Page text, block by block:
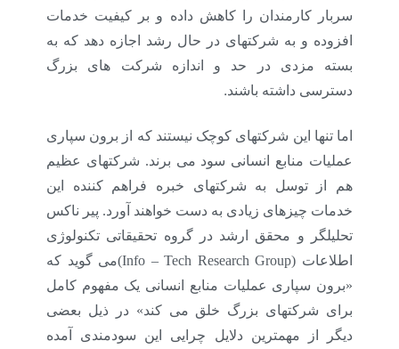
سربار کارمندان را کاهش داده و بر کیفیت خدمات
افزوده و به شرکتهای در حال رشد اجازه دهد که به
بسته مزدی در حد و اندازه شرکت های بزرگ
دسترسی داشته باشند.
اما تنها این شرکتهای کوچک نیستند که از برون سپاری
عملیات منابع انسانی سود می برند. شرکتهای عظیم
هم از توسل به شرکتهای خبره فراهم کننده این
خدمات چیزهای زیادی به دست خواهند آورد. پیر ناکس
تحلیلگر و محقق ارشد در گروه تحقیقاتی تکنولوژی
اطلاعات (Info – Tech Research Group)
می گوید که
«برون سپاری عملیات منابع انسانی یک مفهوم کامل
برای شرکتهای بزرگ خلق می کند» در ذیل بعضی
دیگر از مهمترین دلایل چرایی این سودمندی آمده